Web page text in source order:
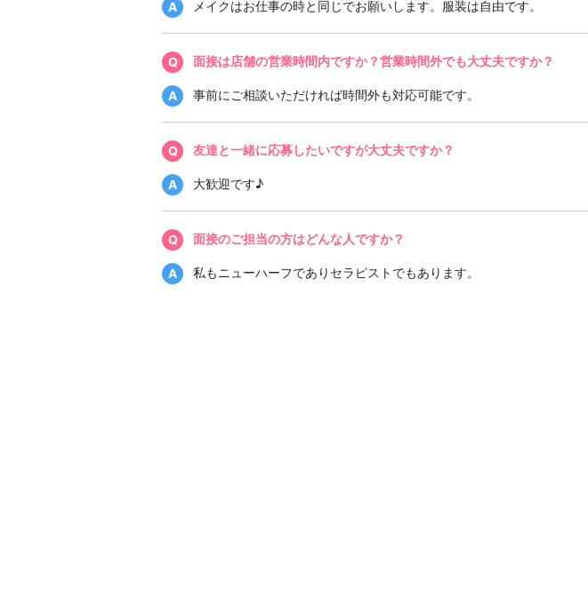
メイクはお仕事の時と同じでお願いします。服装は自由です。
面接は店舗の営業時間内ですか？営業時間外でも大丈夫ですか？
事前にご相談いただければ時間外も対応可能です。
友達と一緒に応募したいですが大丈夫ですか？
大歓迎です♪
面接のご担当の方はどんな人ですか？
私もニューハーフでありセラピストでもあります。